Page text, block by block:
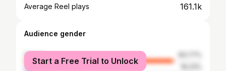
Average Reel plays 161.1k
Audience gender
female
male
Start a Free Trial to Unlock